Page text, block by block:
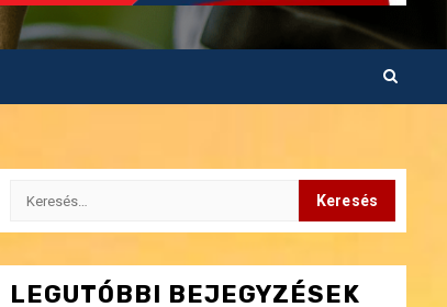
Keresés:
LEGUTÓBBI BEJEGYZÉSEK